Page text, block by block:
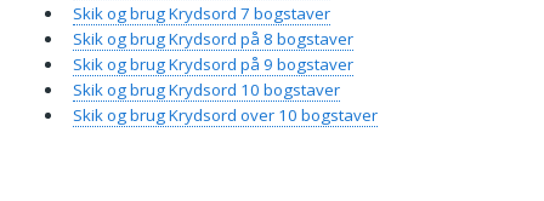
Skik og brug Krydsord 7 bogstaver
Skik og brug Krydsord på 8 bogstaver
Skik og brug Krydsord på 9 bogstaver
Skik og brug Krydsord 10 bogstaver
Skik og brug Krydsord over 10 bogstaver